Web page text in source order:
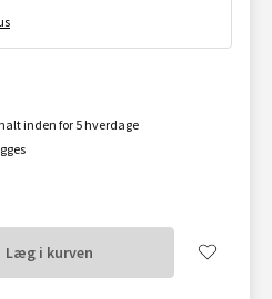
inden for 5 hverdage
Læg i kurven